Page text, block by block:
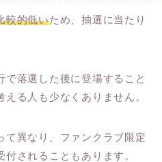
較的低いため、抽選に当たり
落選した後に登場すること
る人も少なくありません。
て異なり、ファンクラブ限定
されることもあります。